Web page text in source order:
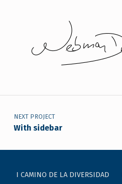
Skip back to main navigation
Navegación de entradas
NEXT PROJECT
With sidebar
I CAMINO DE LA DIVERSIDAD